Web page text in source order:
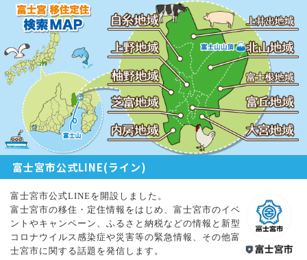
富士宮市公式LINE(ライン)
富士宮市公式LINEを開設しました。
富士宮市の移住・定住情報をはじめ、富士宮市のイベ
ントやキャンペーン、ふるさと納税などの情報と新型
コロナウイルス感染症や災害等の緊急情報、その他富
士宮市に関する話題を発信します。